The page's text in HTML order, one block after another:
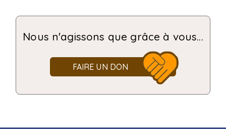
Nous n'agissons que grâce à vous...
FAIRE UN DON